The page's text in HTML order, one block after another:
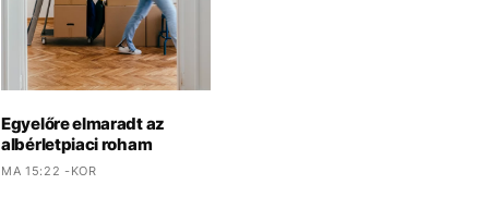
Egyelőre elmaradt az
albérletpiaci roham
MA 15:22 -KOR